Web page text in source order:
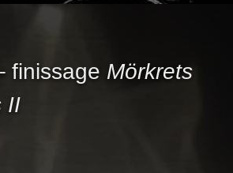
finissage Mörkrets
II